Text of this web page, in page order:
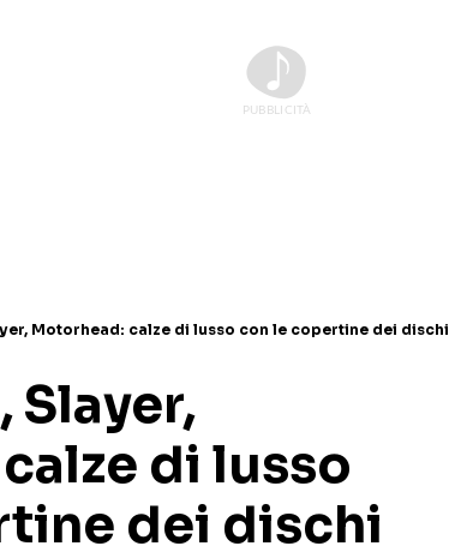
TALENT SHOW
Motorhead: calze di lusso con le copertine dei dischi
Slayer,
di lusso
dei dischi